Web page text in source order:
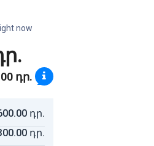
now
դր.
դր.
դր.